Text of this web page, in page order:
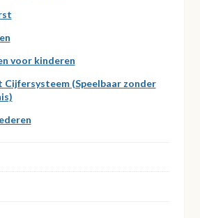
voor kinderen
Cijfersysteem (Speelbaar zonder